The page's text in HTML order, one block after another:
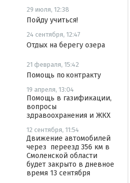
29 июля, 12:38
Пойду учиться!
24 сентября, 12:47
Отдых на берегу озера
21 февраля, 15:42
Помощь по контракту
19 апреля, 13:04
Помощь в газификации,
вопросы
здравоохранения и ЖКХ
12 сентября, 11:54
Движение автомобилей
через переезд 356 км в
Смоленской области
будет закрыто в дневное
время 13 сентября